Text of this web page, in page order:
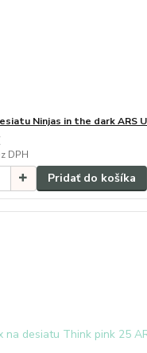
Ninjas in the dark ARS
DPH
Pridať do košíka